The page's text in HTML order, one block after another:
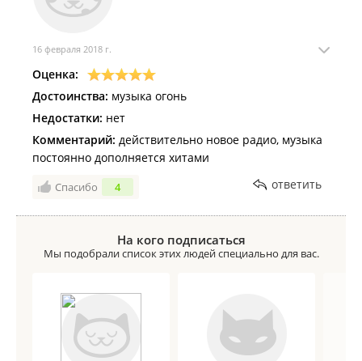
16 февраля 2018 г.
Оценка:
Достоинства: музыка огонь
Недостатки: нет
Комментарий: действительно новое радио, музыка
постоянно дополняется хитами
Спасибо 4 ответить
На кого подписаться
Мы подобрали список этих людей специально для вас.